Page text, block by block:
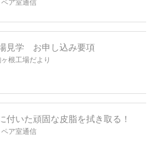
ペア室通信
見学 お申し込み要項
根工場だより
付いた頑固な皮脂を拭き取る！
ペア室通信